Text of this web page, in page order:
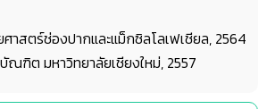
สตร์ช่องปากและแม็กซิลโลเฟเชียล, 2564
ฑิต มหาวิทยาลัยเชียงใหม่, 2557